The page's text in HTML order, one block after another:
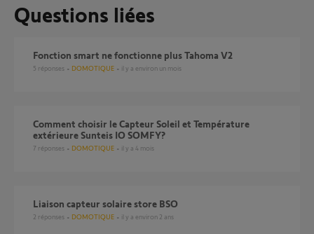
Questions liées
Fonction smart ne fonctionne plus Tahoma V2
5 réponses DOMOTIQUE il y a environ un mois
comment choisir le Capteur Soleil et Température
extérieure Sunteis IO SOMFY?
7 réponses DOMOTIQUE il y a 4 mois
liaison capteur solaire store BSO
2 réponses DOMOTIQUE il y a environ 2 ans